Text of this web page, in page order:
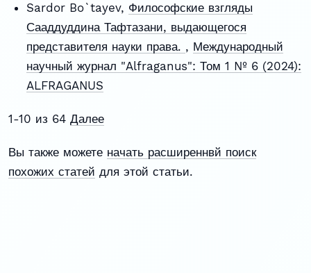
Sardor Bo`tayev, Философские взгляды
Сааддуддина Тафтазани, выдающегося
представителя науки права. , Международный
научный журнал "Alfraganus": Том 1 № 6 (2024):
ALFRAGANUS
1-10 из 64 Далее
Вы также можете начать расширеннвй поиск
похожих статей для этой статьи.